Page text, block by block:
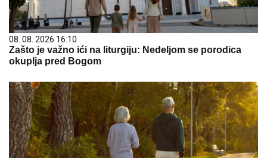
08. 08. 2026 16:10
Zašto je važno ići na liturgiju: Nedeljom se porodica
okuplja pred Bogom